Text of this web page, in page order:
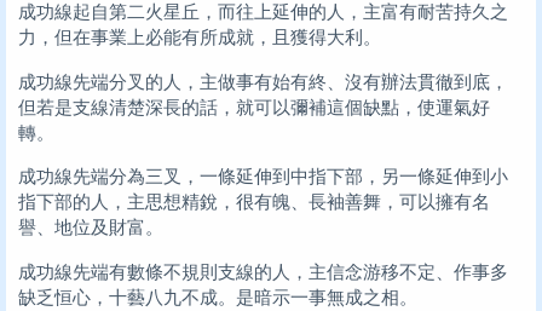
成功線起自第二火星丘，而往上延伸的人，主富有耐苦持久之
力，但在事業上必能有所成就，且獲得大利。
成功線先端分叉的人，主做事有始有終、沒有辦法貫徹到底，
但若是支線清楚深長的話，就可以彌補這個缺點，使運氣好
轉。
成功線先端分為三叉，一條延伸到中指下部，另一條延伸到小
指下部的人，主思想精銳，很有魄、長袖善舞，可以擁有名
譽、地位及財富。
成功線先端有數條不規則支線的人，主信念游移不定、作事多
缺乏恒心，十藝八九不成。是暗示一事無成之相。